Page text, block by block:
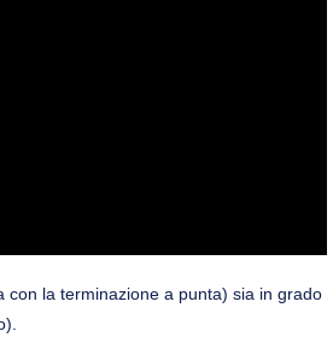
con la terminazione a punta) sia in grado